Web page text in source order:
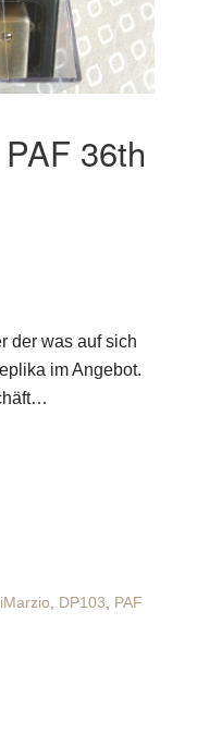
36th
der was auf sich
im Angebot.
, DP103, PAF